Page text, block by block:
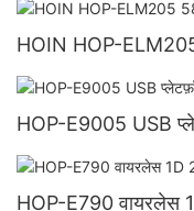
HOIN HOP-
HOP-E9005 USB
HOP-E790 वायरलेस